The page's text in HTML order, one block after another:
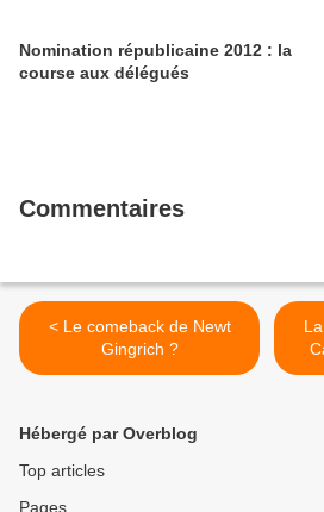
Nomination républicaine 2012 : la
course aux délégués
Commentaires
< Le comeback de Newt
Gingrich ?
Hébergé par Overblog
Top articles
Pages